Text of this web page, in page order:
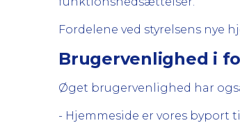
Fordelene ved styrelsens nye
Brugervenlighed i
Øget brugervenlighed har
- Hjemmeside er vores byport